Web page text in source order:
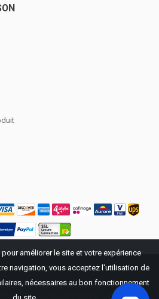
. Tous droits réservés.
mentionnées sur ce site Web sont
indiquer que nos produits peuvent être
améliorer le site et votre expérience
navigation, vous acceptez l'utilisation de
nécessaires au bon fonctionnement